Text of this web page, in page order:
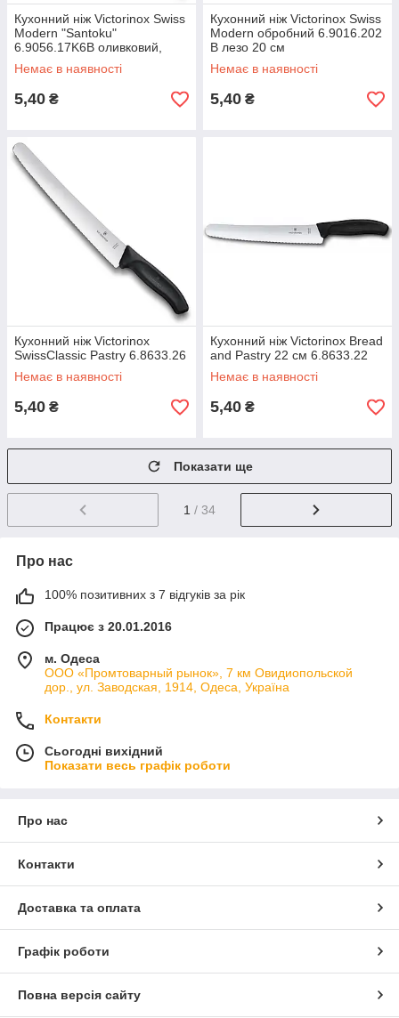
Кухонний ніж Victorinox Swiss
Modern "Santoku"
6.9056.17K6B оливковий,
лезо 17 см
Немає в наявності
5,40 ₴
Кухонний ніж Victorinox Swiss
Modern обробний 6.9016.202
B лезо 20 см
Немає в наявності
5,40 ₴
Кухонний ніж Victorinox
SwissClassic Pastry 6.8633.26
Немає в наявності
5,40 ₴
Кухонний ніж Victorinox Bread
and Pastry 22 см 6.8633.22
Немає в наявності
5,40 ₴
Показати ще
1 / 34
Про нас
100% позитивних з 7 відгуків за рік
Працює з 20.01.2016
м. Одеса
ООО «Промтоварный рынок», 7 км Овидиопольской
дор., ул. Заводская, 1914, Одеса, Україна
Контакти
Сьогодні вихідний
Показати весь графік роботи
Про нас
Контакти
Доставка та оплата
Графік роботи
Повна версія сайту